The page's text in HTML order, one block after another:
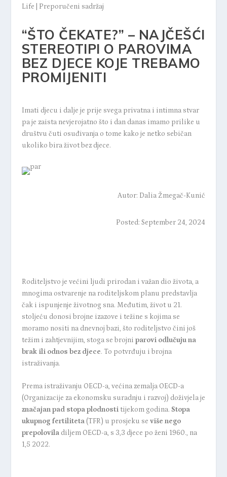
Life Preporučeni sadržaj
“ŠTO ČEKATE?” – NAJČEŠĆI
STEREOTIPI O PAROVIMA
BEZ DJECE KOJE TREBAMO
PROMIJENITI
Imati djecu i dalje je prije svega privatna i intimna stvar
pa je zaista nevjerojatno što i dan danas imamo prilike u
društvu čuti osuđivanja o tome kako je netko sebičan
ukoliko bira život bez djece.
Autor: Dalia Žmegač-Kunić
Posted: September 24, 2024
Roditeljstvo je većini ljudi prirodan i važan dio života, a
mnogima ostvarenje na roditeljskom planu predstavlja
čak i ispunjenje životnog sna. Međutim, život u 21.
stoljeću donosi brojne izazove i težine s kojima se
moramo nositi na dnevnoj bazi, što roditeljstvo čini još
težim i zahtjevnijim, stoga se brojni parovi odlučuju na
brak ili odnos bez djece. To potvrđuju i brojna
istraživanja.
Prema istraživanju OECD-a, većina zemalja OECD-a
(Organizacije za ekonomsku suradnju i razvoj) doživjela je
značajan pad stopa plodnostitijekom godina. Stopa
ukupnog fertiliteta(TFR) u prosjeku se više nego
prepoloviladiljem OECD-a, s 3,3 djece po ženi 1960., na
1,5 2022.